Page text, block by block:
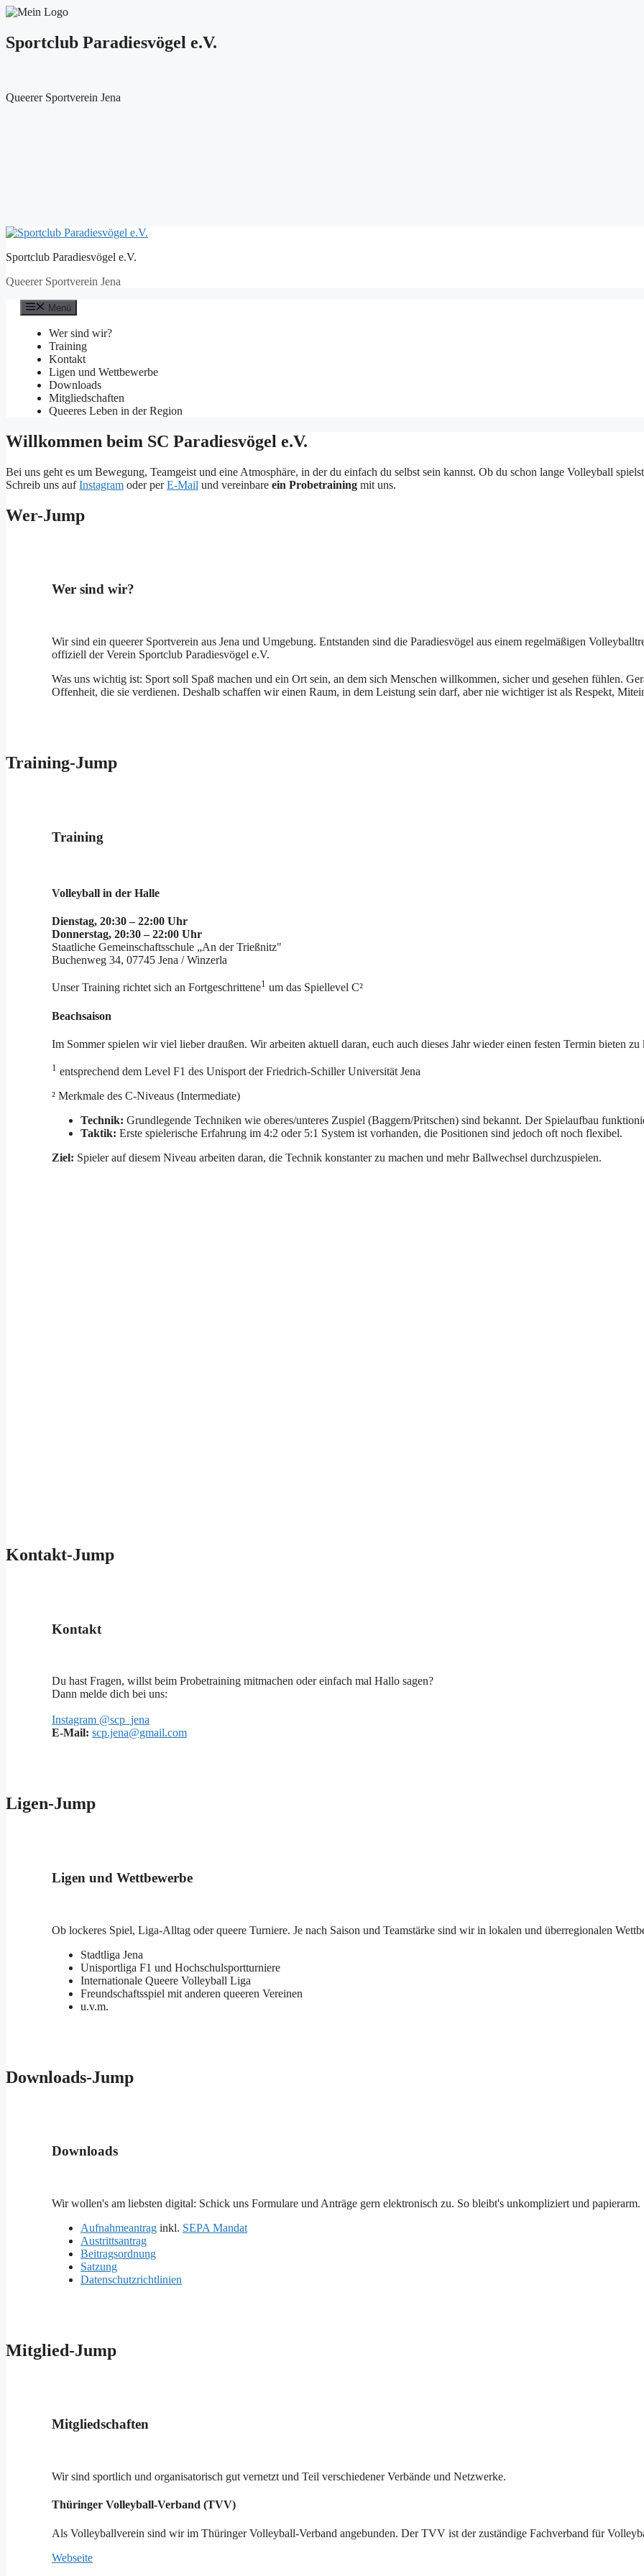
Sportclub Paradiesvögel e.V.
Queerer Sportverein Jena
Zum
springen
Sportclub Paradiesvögel e.V.
Queerer Sportverein Jena
Menü
Wer sind wir?
Training
Kontakt
Ligen und Wettbewerbe
Downloads
Mitgliedschaften
Queeres Leben in der Region
Willkommen beim SC Paradiesvögel e.V.
Bei uns geht es um Bewegung, Teamgeist und eine Atmosphäre, in der du einfach du selbst sein kannst. Ob du schon lange Volleyball
Schreib uns aufInstagram oder perE-Mail und vereinbare ein Probetraining mit uns.
Wer-Jump
Wer sind wir?
Wir sind ein queerer Sportverein aus Jena und Umgebung. Entstanden sind die Paradiesvögel aus einem regelmäßigen
offiziell der Verein Sportclub Paradiesvögel e.V.
Was uns wichtig ist: Sport soll Spaß machen und ein Ort sein, an dem sich Menschen willkommen, sicher und gesehen fühlen.
Offenheit, die sie verdienen. Deshalb schaffen wir einen Raum, in dem Leistung sein darf, aber nie wichtiger ist als Respekt,
Training-Jump
Training
Volleyball in der Halle
Dienstag, 20:30 – 22:00 Uhr
Donnerstag, 20:30 – 22:00 Uhr
Staatliche Gemeinschaftsschule „An der Trießnitz"
Buchenweg 34, 07745 Jena / Winzerla
Unser Training richtet sich an Fortgeschrittene1 um das Spiellevel C²
Beachsaison
Im Sommer spielen wir viel lieber draußen. Wir arbeiten aktuell daran, euch auch dieses Jahr wieder einen festen Termin bieten
1 entsprechend dem Level F1 des Unisport der Friedrich-Schiller Universität Jena
² Merkmale des C-Niveaus (Intermediate)
Technik: Grundlegende Techniken wie oberes/unteres Zuspiel (Baggern/Pritschen) sind bekannt. Der Spielaufbau
Taktik: Erste spielerische Erfahrung im 4:2 oder 5:1 System ist vorhanden, die Positionen sind jedoch oft noch flexibel.
Ziel: Spieler auf diesem Niveau arbeiten daran, die Technik konstanter zu machen und mehr Ballwechsel durchzuspielen.
Kontakt-Jump
Kontakt
Du hast Fragen, willst beim Probetraining mitmachen oder einfach mal Hallo sagen?
Dann melde dich bei uns:
Instagram @scp_jena
E-Mail: scp.jena@gmail.com
Ligen-Jump
Ligen und Wettbewerbe
Ob lockeres Spiel, Liga-Alltag oder queere Turniere. Je nach Saison und Teamstärke sind wir in lokalen und überregionalen
Stadtliga Jena
Unisportliga F1 und Hochschulsportturniere
Internationale Queere Volleyball Liga
Freundschaftsspiel mit anderen queeren Vereinen
u.v.m.
Downloads-Jump
Downloads
Wir wollen's am liebsten digital: Schick uns Formulare und Anträge gern elektronisch zu. So bleibt's unkompliziert und papierarm.
Aufnahmeantrag inkl. SEPA Mandat
Austrittsantrag
Beitragsordnung
Satzung
Datenschutzrichtlinien
Mitglied-Jump
Mitgliedschaften
Wir sind sportlich und organisatorisch gut vernetzt und Teil verschiedener Verbände und Netzwerke.
Thüringer Volleyball-Verband (TVV)
Als Volleyballverein sind wir im Thüringer Volleyball-Verband angebunden. Der TVV ist der zuständige Fachverband für
Webseite